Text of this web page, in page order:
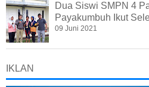
Dua Siswi SMPN 4
Payakumbuh Ikut
09 Juni 2021
IKLAN